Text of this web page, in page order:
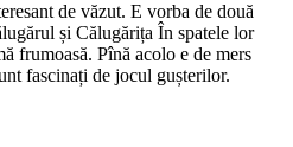
de văzut. E vorba de două
și Călugărița În spatele lor
frumoasă. Pînă acolo e de mers
fascinați de jocul gușterilor.